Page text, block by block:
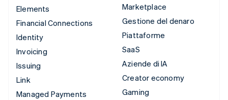
Elements
Financial Connections
Identity
Invoicing
Issuing
Link
Managed Payments
Marketplace
Gestione del denaro
Piattaforme
SaaS
Aziende di IA
Creator economy
Gaming